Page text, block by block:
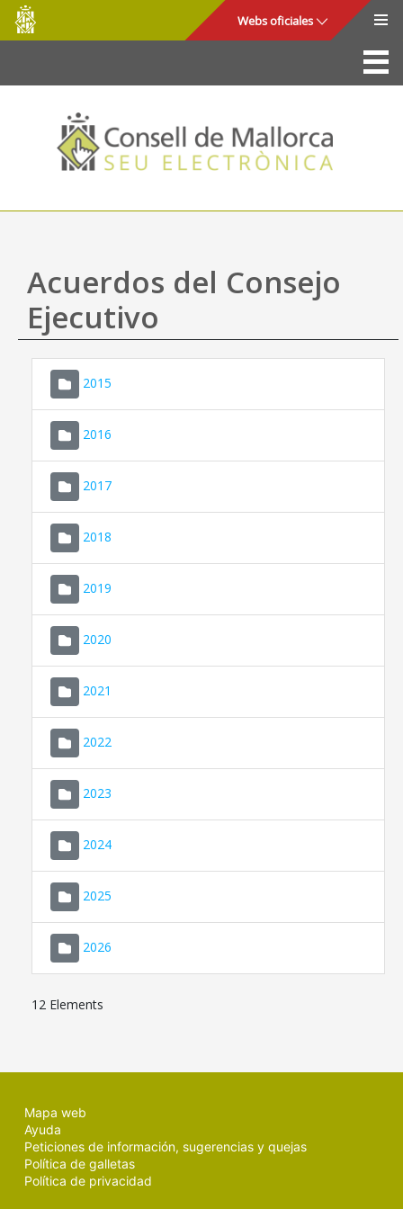
Saltar al contenido principal
Consell
de
Mallorca
Webs oficiales
La Sede
Consejo de Mallorca
Acceso y seguridad
Utilidades
Mapa web
Ayuda
Acuerdos del Consejo
Ejecutivo
2015
2016
2017
2018
2019
2020
2021
2022
2023
2024
2025
2026
12 Elements
Mapa web
Ayuda
Peticiones de información, sugerencias y quejas
Política de galletas
Política de privacidad